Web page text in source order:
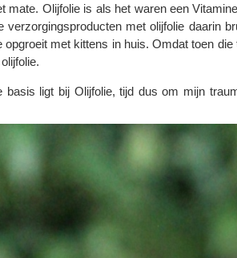
Olijfolie is als het waren een
met olijfolie daarin
met kittens in huis. Omdat toen
ligt bij Olijfolie, tijd dus om mijn